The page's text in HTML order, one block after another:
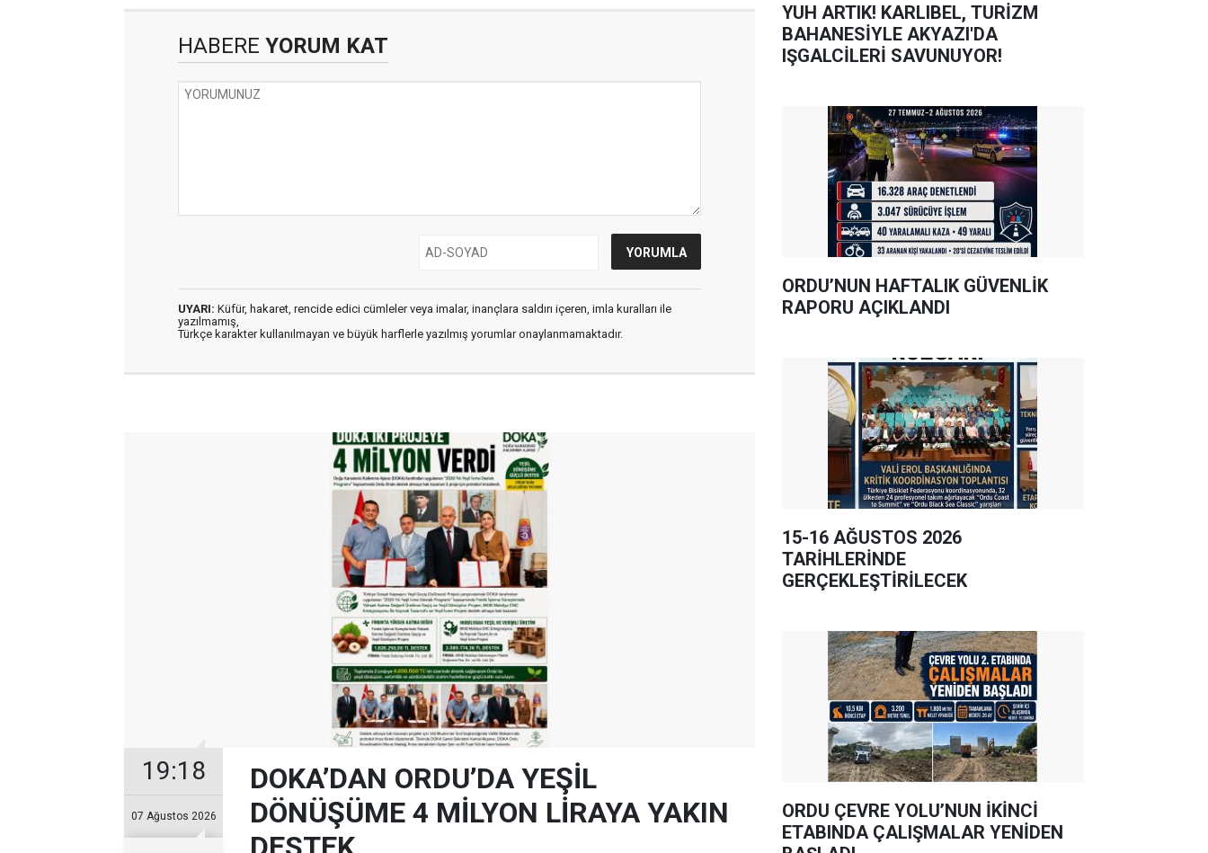
HABERE YORUM KAT
UYARI: Küfür, hakaret, rencide edici cümleler veya imalar, inançlara saldırı içeren, imla kuralları ile
yazılmamış,
Türkçe karakter kullanılmayan ve büyük harflerle yazılmış yorumlar onaylanmamaktadır.
19:18
07 Ağustos 2026
DOKA’DAN ORDU’DA YEŞİL
DÖNÜŞÜME 4 MİLYON LİRAYA YAKIN
YUH ARTIK! KARLIBEL, TURİZM
BAHANESİYLE AKYAZI'DA
IŞGALCİLERİ SAVUNUYOR!
ORDU’NUN HAFTALIK GÜVENLİK
RAPORU AÇIKLANDI
15-16 AĞUSTOS 2026
TARİHLERİNDE
GERÇEKLEŞTİRİLECEK
ORDU ÇEVRE YOLU’NUN İKİNCİ
ETABINDA ÇALIŞMALAR YENİDEN